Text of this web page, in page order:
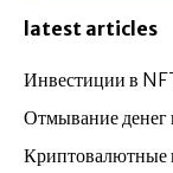
latest articles
Инвестиции в
Отмывание денег
Криптовалютные